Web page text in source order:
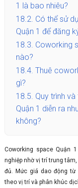
1 là bao nhiêu?
18.2. Có thể sử
Quận 1 để đăng
18.3. Coworking
nào?
18.4. Thuê
gì?
18.5. Quy trình
Quận 1 diễn ra
không?
Coworking space Quận
nghiệp nhờ vị trí trung
đủ. Mức giá dao động từ
theo vị trí và phân khúc